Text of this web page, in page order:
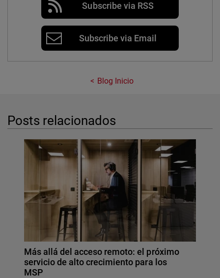
Subscribe via RSS
Subscribe via Email
Blog Inicio
Posts relacionados
Más allá del acceso remoto: el próximo
servicio de alto crecimiento para los
MSP